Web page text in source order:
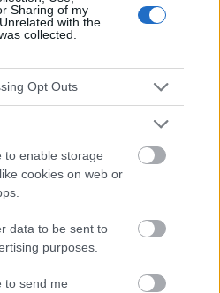
Sharing of my
with the
collected.
Opt Outs
to enable storage
cookies on web or
data to be sent to
purposes.
to send me
dieser Website dienen nur zu
Der Herausgeber und die
für die Ergebnisse ihrer
Sie Ratschläge oder Tipps auf
unbedingt erforderlich, einen Arzt